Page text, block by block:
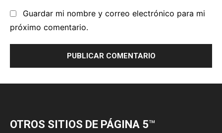
OTROS SITIOS DE PÁGINA 5™